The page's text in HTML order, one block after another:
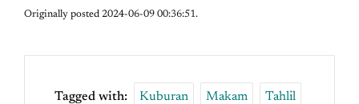
Originally posted 2024-06-09 00:36:51.
Tagged with: Kuburan Makam Tahlil